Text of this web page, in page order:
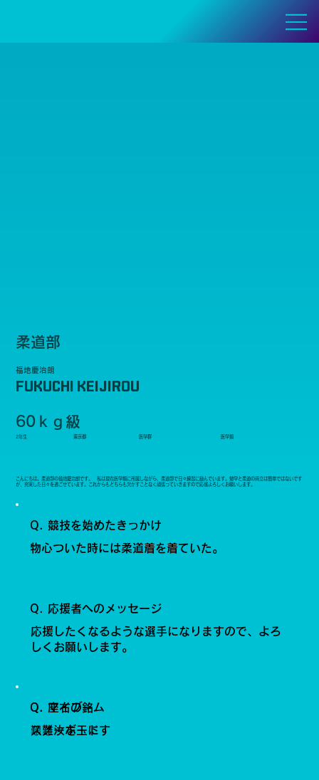
柔道部
福地慶治朗
FUKUCHI KEIJIROU
60ｋｇ級
2年生 東京都 医学群 医学類
Q. 競技を始めたきっかけ
物心ついた時には柔道着を着ていた。
艱難汝を玉にす
Q. 座右の銘
スノーボード
Q. マイブーム
Q. 応援者へのメッセージ
応援したくなるような選手になりますので、よろ
しくお願いします。
こんにちは。柔道部の福地慶治朗です。 私は現在医学類に所属しながら、柔道部で日々練習に励んでいます。勉学と柔道の両立は簡単ではないです
が、充実した日々を過ごせています。これからもどちらも欠かすことなく頑張っていきますので応援よろしくお願いします。